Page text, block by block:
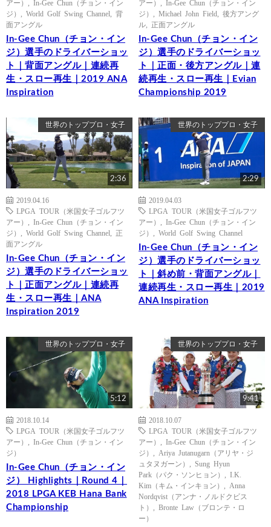
アー）
In-Gee Chun（チョン・イン
ジ）
World Golf Swing Channel
背
面アングル
In-Gee Chun（チョン・イン
ジ）選手のドライバーショッ
ト｜背面アングル｜連続再
生・スロー再生｜2019 ANA
Inspiration
アー）
In-Gee Chun（チョン・イン
ジ）
Michael John Field
後方アング
ル
正面アングル
In-Gee Chun（チョン・イン
ジ）選手のドライバーショッ
ト｜正面・後方アングル｜連
続再生・スロー再生｜Evian
Championship 2019
世界のトッププロ・女子
2:36
2019.04.16
LPGA TOUR（米国女子ゴルフツ
アー）
In-Gee Chun（チョン・イン
ジ）
World Golf Swing Channel
正
面アングル
In-Gee Chun（チョン・イン
ジ）選手のドライバーショッ
ト｜正面アングル｜連続再
生・スロー再生｜ANA
Inspiration 2019
世界のトッププロ・女子
2:29
2019.04.03
LPGA TOUR（米国女子ゴルフツ
アー）
In-Gee Chun（チョン・イン
ジ）
World Golf Swing Channel
In-Gee Chun（チョン・イン
ジ）選手のドライバーショッ
ト｜斜め前・背面アングル｜
連続再生・スロー再生｜2019
ANA Inspiration
世界のトッププロ・女子
5:12
2018.10.14
LPGA TOUR（米国女子ゴルフツ
アー）
In-Gee Chun（チョン・イン
ジ）
In-Gee Chun（チョン・イン
ジ） Highlights｜Round 4｜
2018 LPGA KEB Hana Bank
Championship
世界のトッププロ・女子
9:41
2018.10.07
LPGA TOUR（米国女子ゴルフツ
アー）
In-Gee Chun（チョン・イン
ジ）
Ariya Jutanugarn（アリヤ・ジ
ュタヌガーン）
Sung Hyun
Park（パク・ソンヒョン）
I.K.
Kim（キム・インキョン）
Anna
Nordqvist（アンナ・ノルドクビス
ト）
Bronte Law（ブロンテ・ロ
ー）